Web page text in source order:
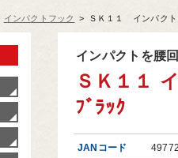
インパクトフック > ＳＫ１１ インパク
インパクトを腰
ＳＫ１１
ﾌﾞﾗｯｸ
JANコード
製品情報トップ